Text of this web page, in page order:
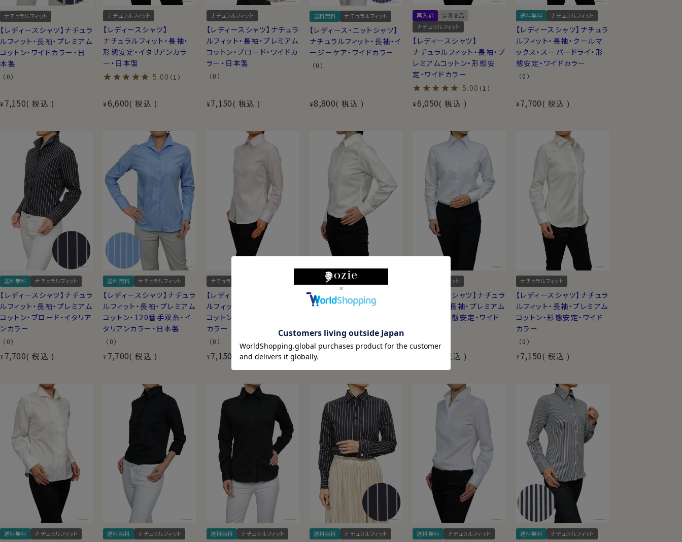
ナチュラルフィット
【レディースシャツ】ナチュラ
ルフィット・長袖・プレミアム
コットン・ワイドカラー・日
本製
（0）
¥ 7,150 税込
ナチュラルフィット
【レディースシャツ】
ナチュラルフィット・長袖・
形態安定・イタリアンカラ
ー・日本製
5.00 （1）
¥6,600 税込
ナチュラルフィット
【レディースシャツ】ナチュラ
ルフィット・長袖・プレミアム
コットン・ブロード・ワイドカ
ラー・日本製
（0）
¥7,150 税込
送料無料 ナチュラルフィット
【レディース・ニットシャツ】
ナチュラルフィット・長袖・イ
ージーケア・ワイドカラー
（0）
¥8,800 税込
再入荷
定番商品
ナチュラルフィット
【レディースシャツ】
ナチュラルフィット・長袖・プ
レミアムコットン・形態安
定・ワイドカラー
5.00 （1）
¥6,050 税込
送料無料 ナチュラルフィット
【レディースシャツ】ナチュラ
ルフィット・長袖・クールマ
ックス・スーパードライ・形
態安定・ワイドカラー
（0）
¥7,700 税込
送料無料 ナチュラルフィット
【レディースシャツ】ナチュラ
ルフィット・長袖・プレミアム
コットン・ブロード・イタリア
ンカラー
（0）
¥ 7,700 税込
送料無料 ナチュラルフィット
【レディースシャツ】ナチュラ
ルフィット・長袖・プレミアム
コットン・120番手双糸・イ
タリアンカラー・日本製
（0）
¥ 7,700 税込
ナチュラルフィット
【レディースシャツ】ナチュラ
ルフィット・長袖・プレミアム
コットン・形態安定・ワイド
カラー
（0）
¥7,150 税込
ナチュラルフィット
【レディースシャツ】ナチュラ
ルフィット・長袖・プレミアム
コットン・形態安定・ワイド
カラー
（0）
¥7,150
ナチュラルフィット
【レディースシャツ】ナチュラ
ルフィット・長袖・プレミアム
コットン・形態安定・ワイド
税込
ナチュラルフィット
【レディースシャツ】ナチュラ
ルフィット・長袖・プレミアム
コットン・形態安定・ワイド
カラー
（0）
¥7,150 税込
送料無料 ナチュラルフィット 送料無料 ナチュラルフィット 送料無料 ナチュラルフィット 送料無料 ナチュラルフィット 送料無料 ナチュラルフィット 送料無料 ナチュラルフィット